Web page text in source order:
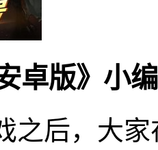
卓版》小
之后，大